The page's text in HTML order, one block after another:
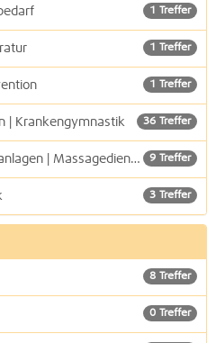
1 Treffer
1 Treffer
1 Treffer
36 Treffer
| Krankengymnastik
9 Treffer
| Massagedienste
3 Treffer
8 Treffer
0 Treffer